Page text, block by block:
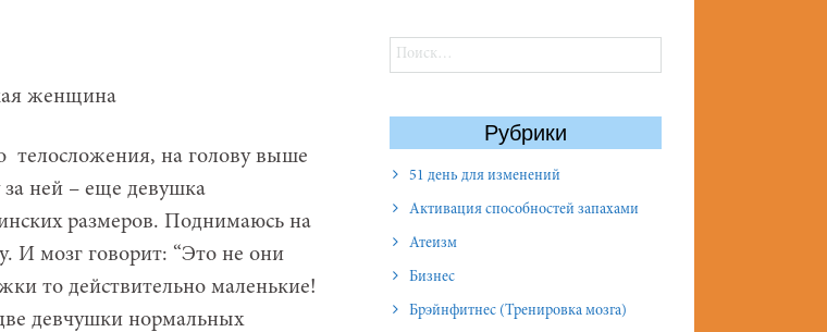
телосложения, на голову выше
ней – еще девушка
размеров. Поднимаюсь на
И мозг говорит: “Это не они
то действительно маленькие!
девчушки нормальных
Найти:
Рубрики
51 день для изменений
Активация способностей запахами
Атеизм
Бизнес
Брэйнфитнес (Тренировка мозга)